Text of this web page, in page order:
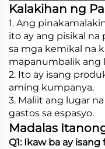
Kalakihan ng
1. Ang
ito ay ang pisikal na
sa mga kemikal na
mapanumbalik ang
2. Ito ay isang
aming kumpanya.
3. Maliit ang lugar
gastos sa espasyo.
Madalas
Q1: Ikaw ba ay